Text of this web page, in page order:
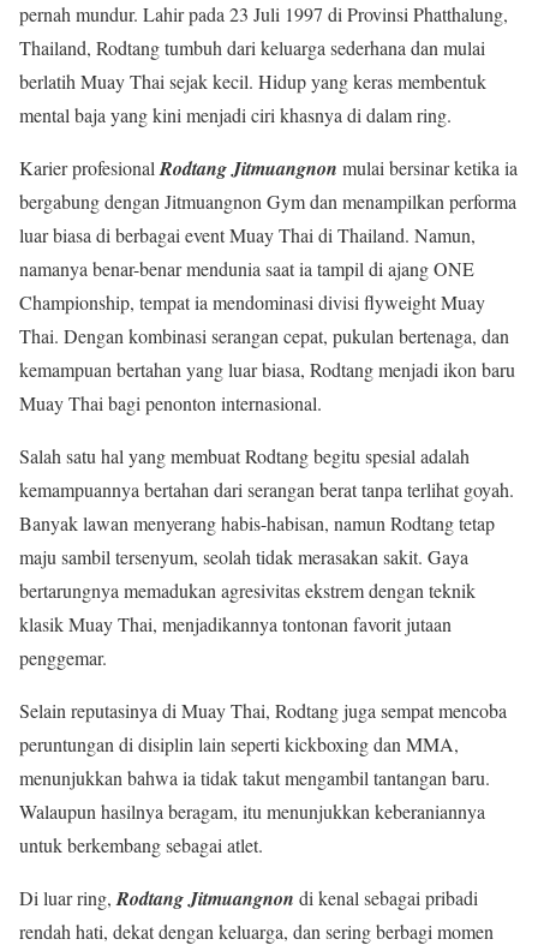
pernah mundur. Lahir pada 23 Juli 1997 di Provinsi Phatthalung,
Thailand, Rodtang tumbuh dari keluarga sederhana dan mulai
berlatih Muay Thai sejak kecil. Hidup yang keras membentuk
mental baja yang kini menjadi ciri khasnya di dalam ring.
Karier profesionalRodtang Jitmuangnon mulai bersinar ketika ia
bergabung dengan Jitmuangnon Gym dan menampilkan performa
luar biasa di berbagai event Muay Thai di Thailand. Namun,
namanya benar-benar mendunia saat ia tampil di ajang ONE
Championship, tempat ia mendominasi divisi flyweight Muay
Thai. Dengan kombinasi serangan cepat, pukulan bertenaga, dan
kemampuan bertahan yang luar biasa, Rodtang menjadi ikon baru
Muay Thai bagi penonton internasional.
Salah satu hal yang membuat Rodtang begitu spesial adalah
kemampuannya bertahan dari serangan berat tanpa terlihat goyah.
Banyak lawan menyerang habis-habisan, namun Rodtang tetap
maju sambil tersenyum, seolah tidak merasakan sakit. Gaya
bertarungnya memadukan agresivitas ekstrem dengan teknik
klasik Muay Thai, menjadikannya tontonan favorit jutaan
penggemar.
Selain reputasinya di Muay Thai, Rodtang juga sempat mencoba
peruntungan di disiplin lain seperti kickboxing dan MMA,
menunjukkan bahwa ia tidak takut mengambil tantangan baru.
Walaupun hasilnya beragam, itu menunjukkan keberaniannya
untuk berkembang sebagai atlet.
Di luar ring,Rodtang Jitmuangnon di kenal sebagai pribadi
rendah hati, dekat dengan keluarga, dan sering berbagi momen